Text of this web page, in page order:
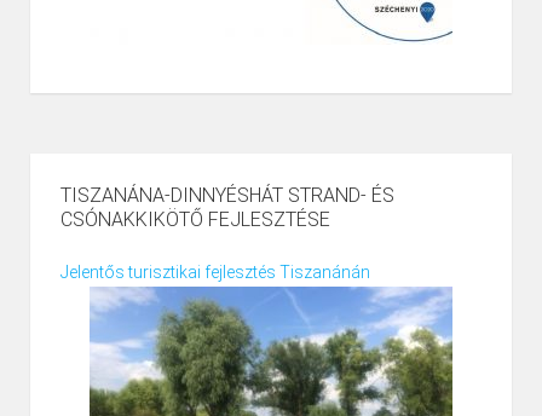
TISZANÁNA-DINNYÉSHÁT STRAND- ÉS
CSÓNAKKIKÖTŐ FEJLESZTÉSE
Jelentős turisztikai fejlesztés Tiszanánán